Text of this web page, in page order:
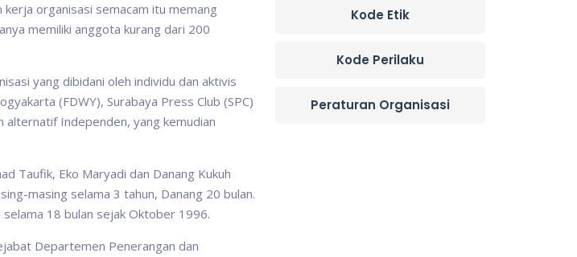
organisasi semacam itu memang
memiliki anggota kurang dari 200
yang dibidani oleh individu dan aktivis
(FDWY), Surabaya Press Club (SPC)
alternatif Independen, yang kemudian
Taufik, Eko Maryadi dan Danang Kukuh
masing selama 3 tahun, Danang 20 bulan.
18 bulan sejak Oktober 1996.
Departemen Penerangan dan
Kode Etik
Kode Perilaku
Peraturan Organisasi